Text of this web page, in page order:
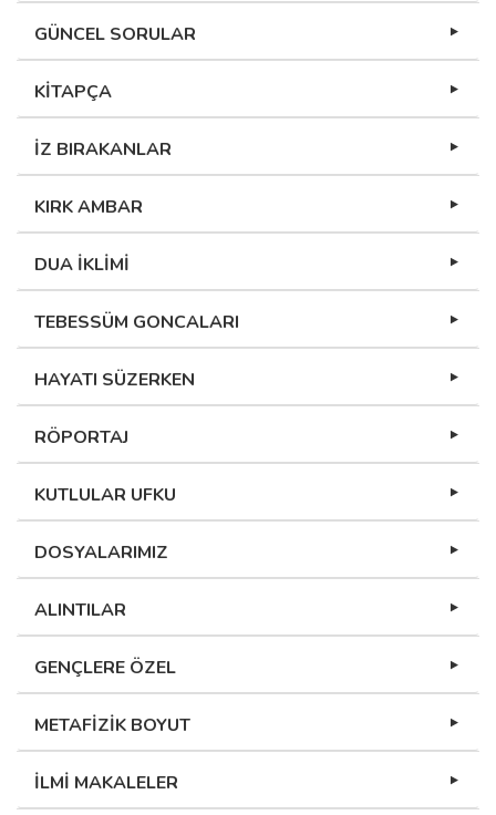
GÜNCEL SORULAR
KİTAPÇA
İZ BIRAKANLAR
KIRK AMBAR
DUA İKLİMİ
TEBESSÜM GONCALARI
HAYATI SÜZERKEN
RÖPORTAJ
KUTLULAR UFKU
DOSYALARIMIZ
ALINTILAR
GENÇLERE ÖZEL
METAFİZİK BOYUT
İLMİ MAKALELER